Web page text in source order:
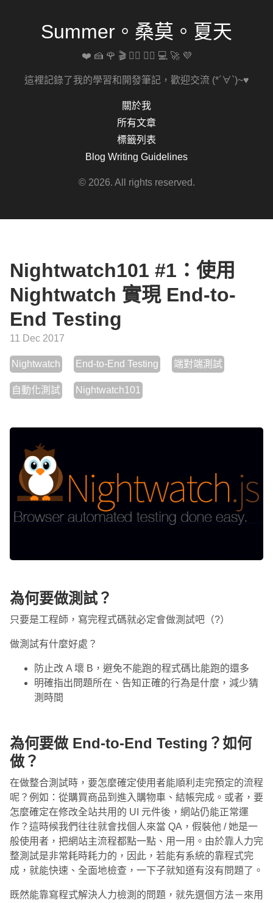
Summer。桑莫。夏天
❤️ 🍰 🌹 🎬 🚴‍♀️ 🏋️‍♀️ 💻 🚀 💜
這裡記錄了我的學習和開發筆記，歡迎交流 (*´∀`)~♥
關於我
所有文章
標籤列表
Blog Writing Guidelines
© 2026. All rights reserved.
Nightwatch101 #1：使用
Nightwatch 實現 End-to-
End Testing
11 Dec 2017
Nightwatch End-to-End Testing 端對端測試
自動化測試 Nightwatch101
為何要做測試？
只要是工程師，寫完程式碼就必定會做測試吧（?）
做測試有什麼好處？
防止改 A 壞 B，避免不能跑的程式碼比能跑的還多
明確指出問題所在、告知正確的行為是什麼，減少猜
測時間
為何要做 End-to-End Testing？如何
做？
在做整合測試時，要怎麼確定使用者能順利走完預定的流程
呢？例如：從購買商品到進入購物車、結帳完成。或者，要
怎麼確定在修改全站共用的 UI 元件後，網站仍能正常運
作？這時候我們往往就會找個人來當 QA，假裝他 / 她是一
般使用者，把網站主流程都點一點、用一用。由於靠人力完
整測試是非常耗時耗力的，因此，若能有系統的靠程式完
成，就能快速、全面地檢查，一下子就知道有沒有問題了。
既然能靠寫程式解決人力檢測的問題，就先選個方法－來用